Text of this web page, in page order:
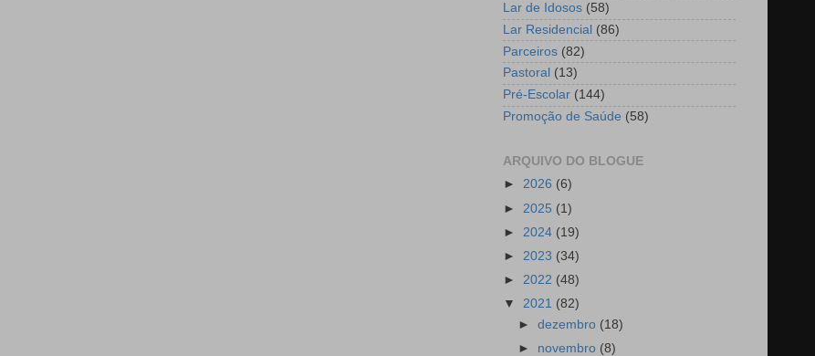
Lar de Idosos (58)
Lar Residencial (86)
Parceiros (82)
Pastoral (13)
Pré-Escolar (144)
Promoção de Saúde (58)
ARQUIVO DO BLOGUE
► 2026 (6)
► 2025 (1)
► 2024 (19)
► 2023 (34)
► 2022 (48)
▼ 2021 (82)
►dezembro (18)
► novembro (8)